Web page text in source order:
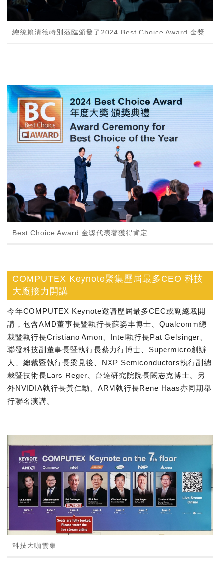
總統賴清德特別蒞臨頒發了2024 Best Choice Award 金獎
Best Choice Award 金獎代表著獲得肯定
COMPUTEX Keynote聚集歷屆最多CEO 科技
大廠接力開講
今年COMPUTEX Keynote邀請歷屆最多CEO或副總裁開
講，包含AMD董事長暨執行長蘇姿丰博士、Qualcomm總
裁暨執行長Cristiano Amon、Intel執行長Pat Gelsinger、
聯發科技副董事長暨執行長蔡力行博士、Supermicro創辦
人、總裁暨執行長梁見後、NXP Semiconductors執行副總
裁暨技術長Lars Reger、台達研究院院長闕志克博士。另
外NVIDIA執行長黃仁勳、ARM執行長Rene Haas亦同期舉
行聯名演講。
科技大咖雲集